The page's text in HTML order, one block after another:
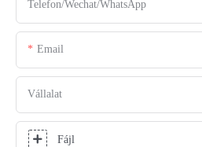
Telefon/Wechat/WhatsApp
Email
Vállalat
Fájl